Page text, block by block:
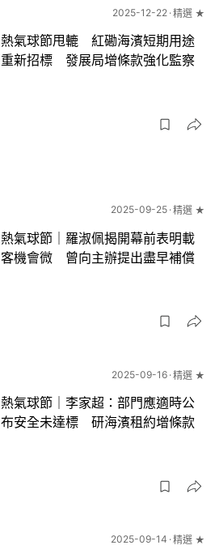
2025-12-22 精選 ★
熱氣球節甩轆 紅磡海濱短期用途
重新招標 發展局增條款強化監察
2025-09-25 精選 ★
熱氣球節｜羅淑佩揭開幕前表明載
客機會微 曾向主辦提出盡早補償
2025-09-16 精選 ★
熱氣球節｜李家超：部門應適時公
布安全未達標 研海濱租約增條款
2025-09-14 精選 ★